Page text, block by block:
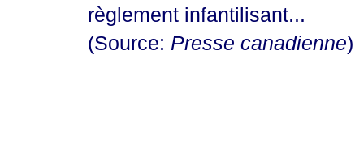
règlement infantilisant...
(Source: Presse canadienne)